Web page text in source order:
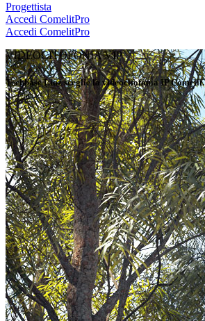
Progettista
Accedi ComelitPro
Accedi ComelitPro
VIDEOCITOFONIA VIP
Techbase Linz sceglie la videocitofonia IP Comelit.